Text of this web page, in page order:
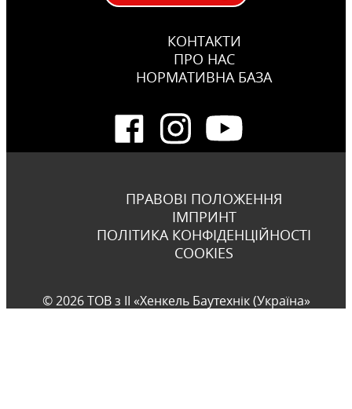
КОНТАКТИ
ПРО НАС
НОРМАТИВНА БАЗА
ПРАВОВІ ПОЛОЖЕННЯ
ІМПРИНТ
ПОЛІТИКА КОНФІДЕНЦІЙНОСТІ
COOKIES
© 2026 ТОВ з ІІ «Хенкель Баутехнік (Україна»